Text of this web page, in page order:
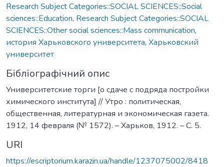
Research Subject Categories::SOCIAL SCIENCES::Social
sciences::Education, Research Subject Categories::SOCIAL
SCIENCES::Other social sciences::Mass communication,
история Харьковского университета, Харьковский
университет
Бібліографічний опис
Университетские торги [о сдаче с подряда постройки
химического института] // Утро : политическая,
общественная, литературная и экономическая газета.
1912, 14 февраля (№ 1572). – Харьков, 1912. – С. 5.
URI
https://escriptorium.karazin.ua/handle/1237075002/8418